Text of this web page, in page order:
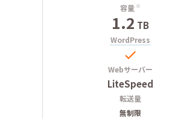
容量 ※
1.2 TB
WordPress

Webサーバー
LiteSpeed
転送量
無制限